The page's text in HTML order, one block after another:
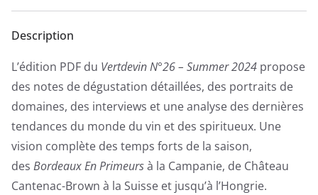
Description
L’édition PDF du Vertdevin N°26 – Summer 2024 propose
des notes de dégustation détaillées, des portraits de
domaines, des interviews et une analyse des dernières
tendances du monde du vin et des spiritueux. Une
vision complète des temps forts de la saison,
des Bordeaux En Primeursà la Campanie, de Château
Cantenac-Brown à la Suisse et jusqu’à l’Hongrie.